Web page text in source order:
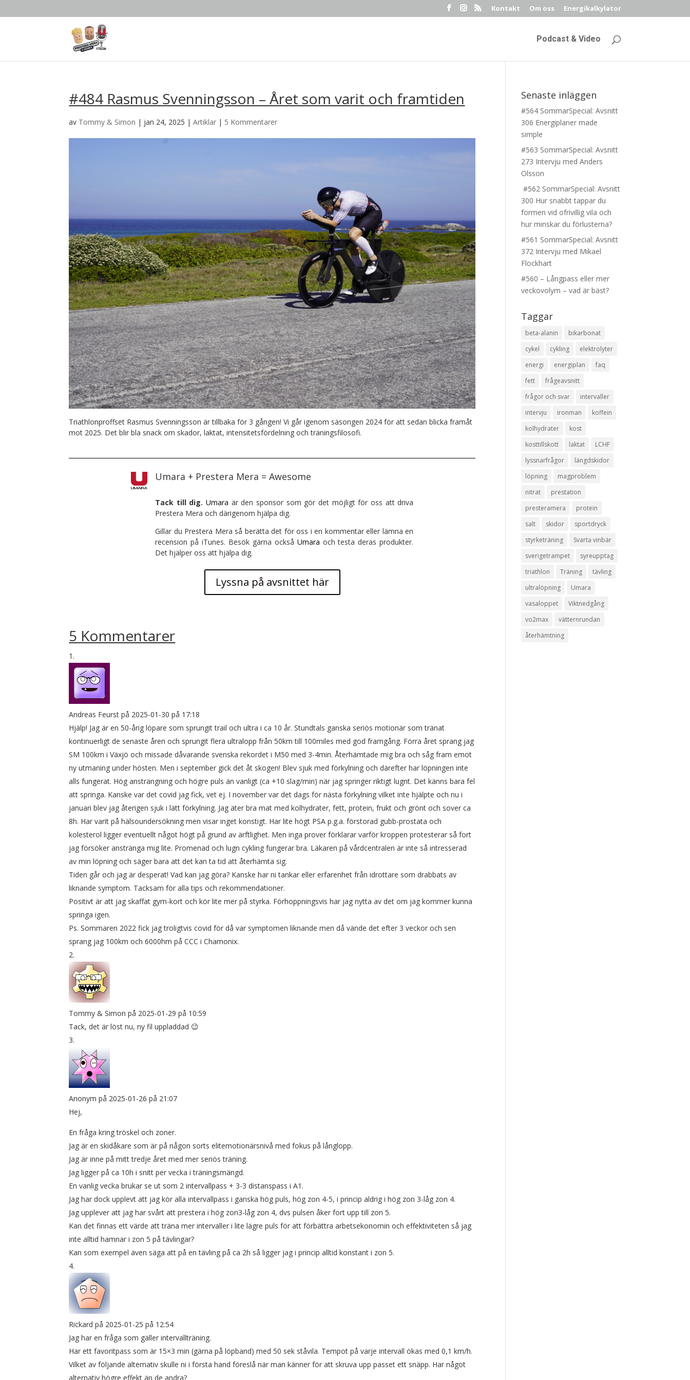
Kontakt Om oss Energikalkylator
Podcast & Video
#484 Rasmus Svenningsson – Året som varit och framtiden
av Tommy & Simon | jan 24, 2025 |Artiklar | 5 Kommentarer
Triathlonproffset Rasmus Svenningsson är tillbaka för 3 gången! Vi går igenom säsongen 2024 för att sedan blicka framåt
mot 2025. Det blir bla snack om skador, laktat, intensitetsfördelning och träningsfilosofi.
Umara + Prestera Mera = Awesome
Tack till dig. Umara är den sponsor som gör det möjligt för oss att driva
Prestera Mera och därigenom hjälpa dig.
Gillar du Prestera Mera så berätta det för oss i en kommentar eller lämna en
recension på iTunes. Besök gärna också Umara och testa deras produkter.
Det hjälper oss att hjälpa dig.
Lyssna på avsnittet här
5 Kommentarer
Andreas Feurst på 2025-01-30 på 17:18
Hjälp! Jag är en 50-årig löpare som sprungit trail och ultra i ca 10 år. Stundtals ganska seriös motionär som tränat
kontinuerligt de senaste åren och sprungit flera ultralopp från 50km till 100miles med god framgång. Förra året sprang jag
SM 100km i Växjö och missade dåvarande svenska rekordet i M50 med 3-4min. Återhämtade mig bra och såg fram emot
ny utmaning under hösten. Men i september gick det åt skogen! Blev sjuk med förkylning och därefter har löpningen inte
alls fungerat. Hög ansträngning och högre puls än vanligt (ca +10 slag/min) när jag springer riktigt lugnt. Det känns bara fel
att springa. Kanske var det covid jag fick, vet ej. I november var det dags för nästa förkylning vilket inte hjälpte och nu i
januari blev jag återigen sjuk i lätt förkylning. Jag äter bra mat med kolhydrater, fett, protein, frukt och grönt och sover ca
8h. Har varit på hälsoundersökning men visar inget konstigt. Har lite högt PSA p.g.a. förstorad gubb-prostata och
kolesterol ligger eventuellt något högt på grund av ärftlighet. Men inga prover förklarar varför kroppen protesterar så fort
jag försöker anstränga mig lite. Promenad och lugn cykling fungerar bra. Läkaren på vårdcentralen är inte så intresserad
av min löpning och säger bara att det kan ta tid att återhämta sig.
Tiden går och jag är desperat! Vad kan jag göra? Kanske har ni tankar eller erfarenhet från idrottare som drabbats av
liknande symptom. Tacksam för alla tips och rekommendationer.
Positivt är att jag skaffat gym-kort och kör lite mer på styrka. Förhoppningsvis har jag nytta av det om jag kommer kunna
springa igen.
Ps. Sommaren 2022 fick jag troligtvis covid för då var symptomen liknande men då vände det efter 3 veckor och sen
sprang jag 100km och 6000hm på CCC i Chamonix.
Tommy & Simon på 2025-01-29 på 10:59
Tack, det är löst nu, ny fil uppladdad 😉
Anonym på 2025-01-26 på 21:07
Hej,
En fråga kring tröskel och zoner.
Jag är en skidåkare som är på någon sorts elitemotionärsnivå med fokus på långlopp.
Jag är inne på mitt tredje året med mer seriös träning.
Jag ligger på ca 10h i snitt per vecka i träningsmängd.
En vanlig vecka brukar se ut som 2 intervallpass + 3-3 distanspass i A1.
Jag har dock upplevt att jag kör alla intervallpass i ganska hög puls, hög zon 4-5, i princip aldrig i hög zon 3-låg zon 4.
Jag upplever att jag har svårt att prestera i hög zon3-låg zon 4, dvs pulsen åker fort upp till zon 5.
Kan det finnas ett värde att träna mer intervaller i lite lägre puls för att förbättra arbetsekonomin och effektiviteten så jag
inte alltid hamnar i zon 5 på tävlingar?
Kan som exempel även säga att på en tävling på ca 2h så ligger jag i princip alltid konstant i zon 5.
Rickard på 2025-01-25 på 12:54
Jag har en fråga som gäller intervallträning.
Har ett favoritpass som är 15×3 min (gärna på löpband) med 50 sek ståvila. Tempot på varje intervall ökas med 0,1 km/h.
Vilket av följande alternativ skulle ni i första hand föreslå när man känner för att skruva upp passet ett snäpp. Har något
alternativ högre effekt än de andra?
Senaste inläggen
#564 SommarSpecial: Avsnitt
306 Energiplaner made
simple
#563 SommarSpecial: Avsnitt
273 Intervju med Anders
Olsson
#562 SommarSpecial: Avsnitt
300 Hur snabbt tappar du
formen vid ofrivillig vila och
hur minskar du förlusterna?
#561 SommarSpecial: Avsnitt
372 Intervju med Mikael
Flockhart
#560 – Långpass eller mer
veckovolym – vad är bäst?
Taggar
beta-alanin
bikarbonat
cykel
cykling
elektrolyter
energi
energiplan
faq
fett
frågeavsnitt
frågor och svar
intervaller
intervju
ironman
koffein
kolhydrater
kost
kosttillskott
laktat
LCHF
lyssnarfrågor
längdskidor
löpning
magproblem
nitrat
prestation
presteramera
protein
salt
skidor
sportdryck
styrketräning
Svarta vinbär
sverigetrampet
syreupptag
triathlon
Träning
tävling
ultralöpning
Umara
vasaloppet
Viktnedgång
vo2max
vätternrundan
återhämtning